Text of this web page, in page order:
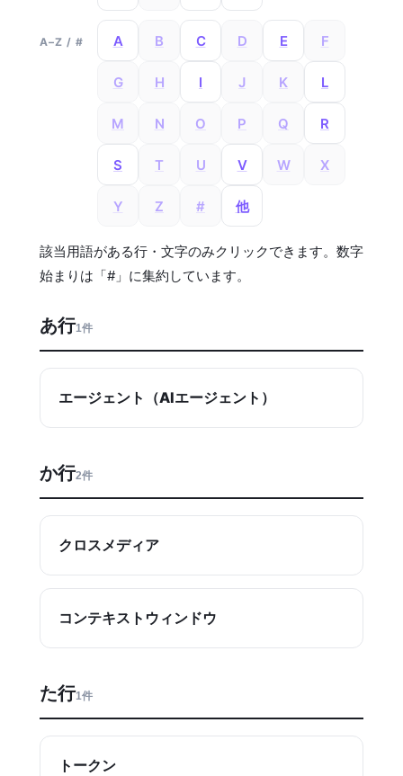
A–Z / # A B C D E F
G H I J K L
M N O P Q R
S T U V W X
Y Z # 他
該当用語がある行・文字のみクリックできます。数字
始まりは「#」に集約しています。
あ行1件
エージェント（AIエージェント）
か行2件
クロスメディア
コンテキストウィンドウ
た行1件
トークン